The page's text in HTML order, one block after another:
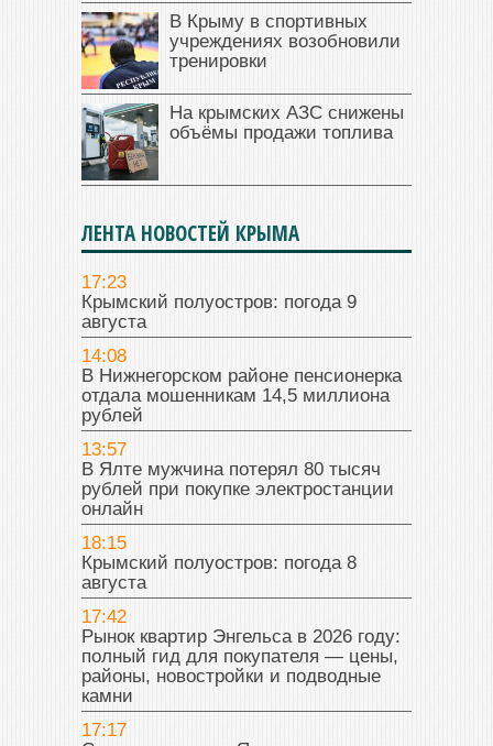
В Крыму в спортивных
учреждениях возобновили
тренировки
На крымских АЗС снижены
объёмы продажи топлива
ЛЕНТА НОВОСТЕЙ КРЫМА
17:23
Крымский полуостров: погода 9
августа
14:08
В Нижнегорском районе пенсионерка
отдала мошенникам 14,5 миллиона
рублей
13:57
В Ялте мужчина потерял 80 тысяч
рублей при покупке электростанции
онлайн
18:15
Крымский полуостров: погода 8
августа
17:42
Рынок квартир Энгельса в 2026 году:
полный гид для покупателя — цены,
районы, новостройки и подводные
камни
17:17